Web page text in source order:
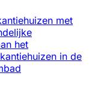
met
het
in de